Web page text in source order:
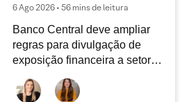
6 Ago 2026 • 56 mins de leitura
Banco Central deve ampliar
regras para divulgação de
exposição financeira a setores
intensivos em carbono | Café
com ESG, 06/08